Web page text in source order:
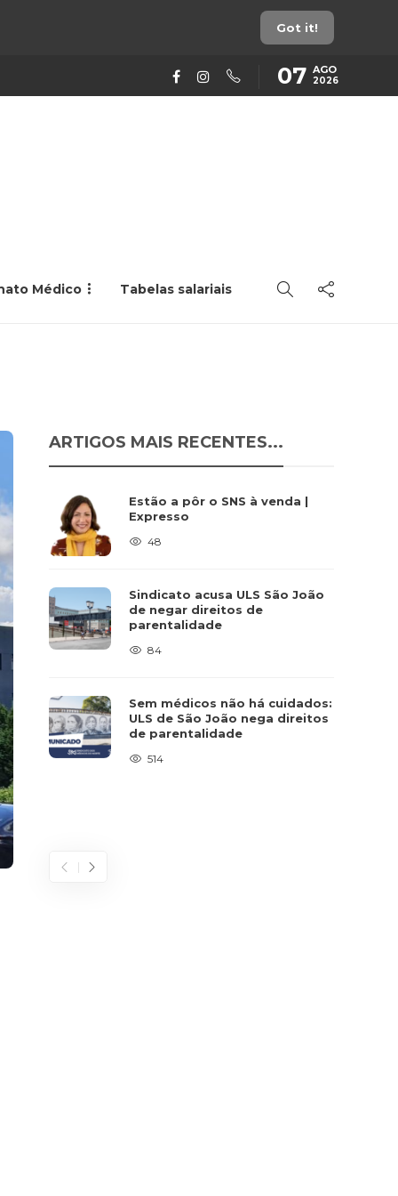
Got it!
07 AGO
2026
Médico Tabelas salariais
ARTIGOS MAIS RECENTES...
Estão a pôr o SNS à venda |
Expresso
48
Sindicato acusa ULS São João
de negar direitos de
parentalidade
84
Sem médicos não há cuidados:
ULS de São João nega direitos
de parentalidade
514